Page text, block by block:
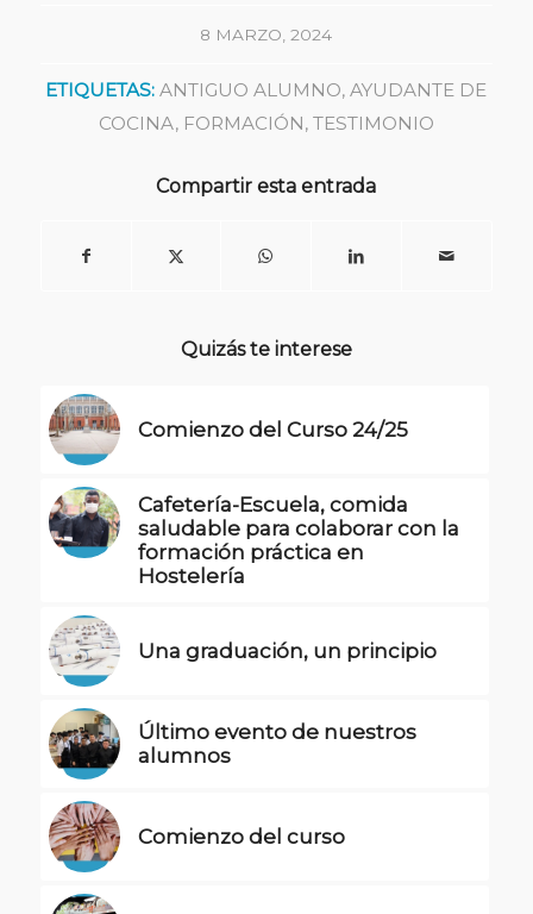
8 MARZO, 2024
ETIQUETAS: ANTIGUO ALUMNO,AYUDANTE DE
COCINA, FORMACIÓN, TESTIMONIO
Compartir esta entrada
Quizás te interese
Comienzo del Curso 24/25
Cafetería-Escuela, comida
saludable para colaborar con la
formación práctica en
Hostelería
Una graduación, un principio
Último evento de nuestros
alumnos
Comienzo del curso